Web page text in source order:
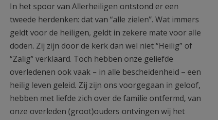
In het spoor van Allerheiligen ontstond er een
tweede herdenken: dat van “alle zielen”. Wat immers
geldt voor de heiligen, geldt in zekere mate voor alle
doden. Zij zijn door de kerk dan wel niet “Heilig” of
“Zalig” verklaard. Toch hebben onze geliefde
overledenen ook vaak – in alle bescheidenheid – een
heilig leven geleid. Zij zijn ons voorgegaan in geloof,
hebben met liefde zich over de familie ontfermd, van
onze overleden (groot)ouders ontvingen wij het